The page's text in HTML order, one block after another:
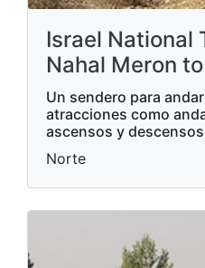
Israel National
Nahal Meron
Un sendero para
atracciones como
ascensos y descensos
Norte